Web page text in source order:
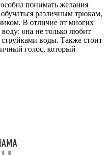
понимать желания
различным трюкам,
В отличие от многих
она не только любит
струйками воды. Также стоит
голос, который